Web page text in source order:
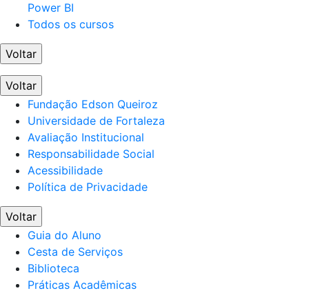
Power BI
Todos os cursos
Voltar
Voltar
Fundação Edson Queiroz
Universidade de Fortaleza
Avaliação Institucional
Responsabilidade Social
Acessibilidade
Política de Privacidade
Voltar
Guia do Aluno
Cesta de Serviços
Biblioteca
Práticas Acadêmicas